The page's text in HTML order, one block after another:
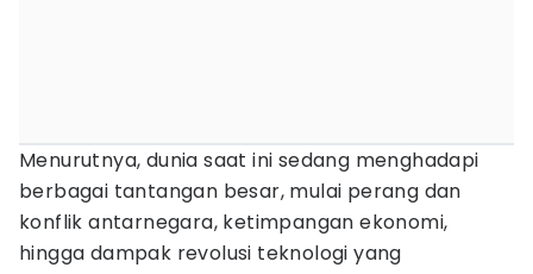
Menurutnya, dunia saat ini sedang menghadapi
berbagai tantangan besar, mulai perang dan
konflik antarnegara, ketimpangan ekonomi,
hingga dampak revolusi teknologi yang